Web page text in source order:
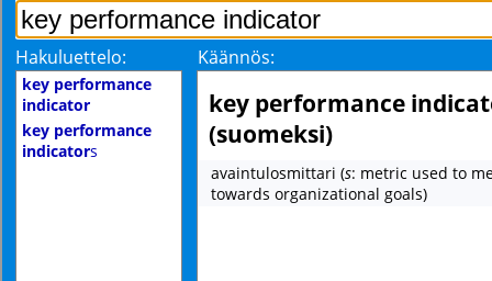
Hakuluettelo: Käännös:
key performance
indicator
key performance
indicators
key performance
(suomeksi)
avaintulosmittari (s: metric used to
towards organizational goals)